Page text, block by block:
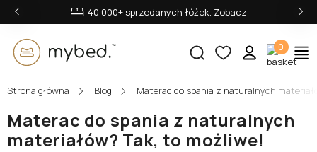
40 000+ sprzedanych łóżek. Zobacz
‹ ›
0
Strona główna Blog Materac do spania z naturalnych
E-mail:
Materac do spania z naturalnych
materiałów? Tak, to możliwe!